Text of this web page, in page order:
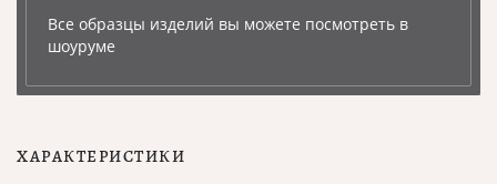
Все образцы изделий вы можете посмотреть в
шоуруме
ХАРАКТЕРИСТИКИ